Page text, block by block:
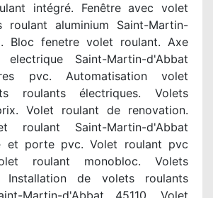
intégré. Fenêtre avec volet
roulant aluminium Saint-Martin-
Bloc fenetre volet roulant. Axe
Saint-Martin-d'Abbat
pvc. Automatisation volet
roulants électriques. Volets
Volet roulant de renovation.
roulant Saint-Martin-d'Abbat
et porte pvc. Volet roulant pvc
roulant monobloc. Volets
Installation de volets roulants
Martin-d'Abbat 45110. Volet